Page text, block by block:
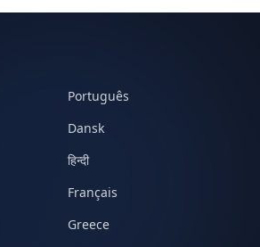
Português
Dansk
हिन्दी
Français
Greece